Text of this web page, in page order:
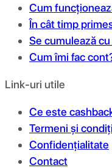
Cum
În cât timp
Se cumulează
Cum îmi fac
Link-uri utile
Ce este
Termeni și
Confidențialitate
Contact